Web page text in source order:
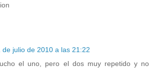
de julio de 2010 a las 21:22
el uno, pero el dos muy repetido y no